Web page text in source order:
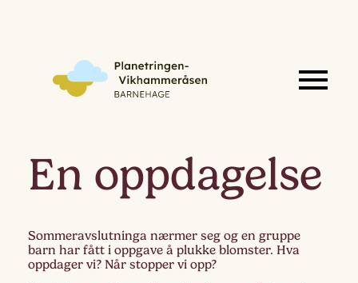
En oppdagelse
Sommeravslutninga nærmer seg og en gruppe
barn har fått i oppgave å plukke blomster. Hva
oppdager vi? Når stopper vi opp?